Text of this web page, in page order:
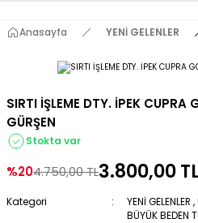
Anasayfa YENİ GELENLER
SIRTI İŞLEME DTY. İPEK CUPRA
GÜRŞEN
Stokta var
%204.750,00 TL3.800,00
Kategori YENİ GELENLER ,
BÜYÜK BEDEN